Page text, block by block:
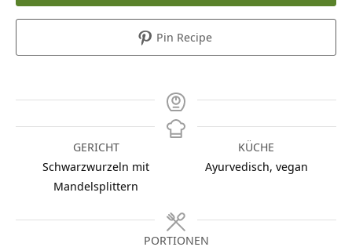
Pin Recipe
GERICHT
Schwarzwurzeln mit
Mandelsplittern
KÜCHE
Ayurvedisch, vegan
PORTIONEN